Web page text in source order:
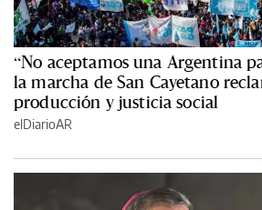
“No aceptamos una Argentina
la marcha de San Cayetano
producción y justicia social
elDiarioAR